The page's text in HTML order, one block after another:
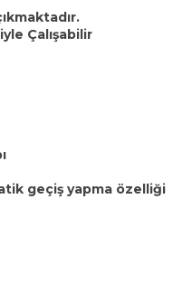
Çalışabilir
geçiş yapma özelliği